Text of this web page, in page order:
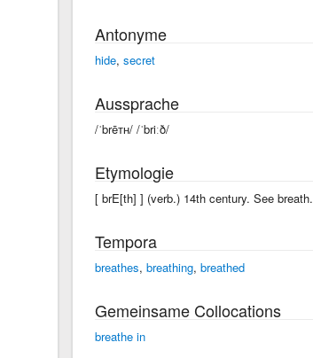
Antonyme
hide, secret
Aussprache
/ˈbrēᴛʜ/ /ˈbriːð/
Etymologie
[ brE[th] ] (verb.) 14th century. See breath.
Tempora
breathes, breathing, breathed
Gemeinsame Collocations
breathe in